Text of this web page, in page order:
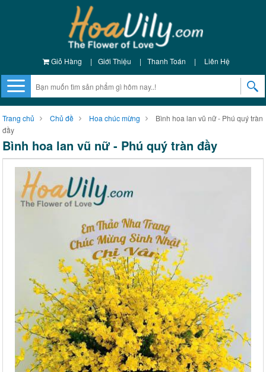
Giỏ Hàng | Giới Thiệu | Thanh Toán | Liên Hệ
Trang chủ Chủ đề Hoa chúc mừng
Bình hoa lan vũ nữ - Phú quý tràn
đầy
Bình hoa lan vũ nữ - Phú quý tràn đầy